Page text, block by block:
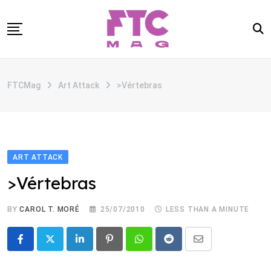
to
CATEGORIAS
FTCMag Art Attack >Vértebras
ART ATTACK
>Vértebras
BYCAROL T. MORÉ 25/07/2010 LESS THAN A MINUTE
LinkedIn PinterestWhatsappRedditShare